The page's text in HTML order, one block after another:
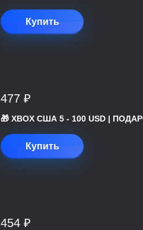
Купить
477 ₽
🎁 XBOX США 5 - 100 USD |
Купить
454 ₽